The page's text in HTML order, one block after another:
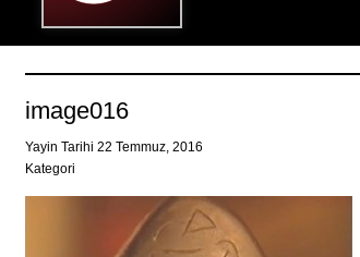
image016
Yayin Tarihi 22 Temmuz, 2016
Kategori